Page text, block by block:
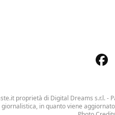
proprietà di Digital Dreams s.r.l.-
in quanto viene